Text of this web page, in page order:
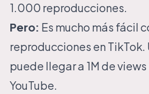
1.000 reproducciones.
Pero: Es mucho más fácil
reproducciones en TikTok.
puede llegar a 1M de
YouTube.